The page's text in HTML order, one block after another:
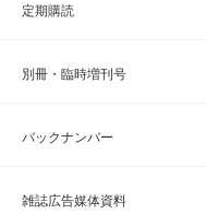
定期購読
別冊・臨時増刊号
バックナンバー
雑誌広告媒体資料